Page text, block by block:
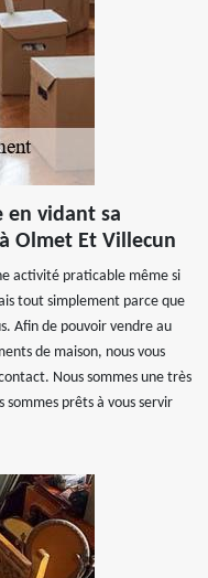
en vidant sa
Olmet Et Villecun
activité praticable même si
tout simplement parce que
Afin de pouvoir vendre au
de maison, nous vous
Nous sommes une très
sommes prêts à vous servir